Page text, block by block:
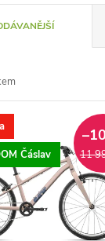
Čáslav
11